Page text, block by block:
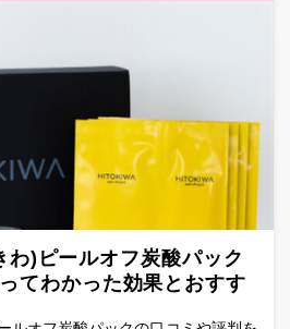
)ピールオフ炭酸パック
てわかった効果とおすす